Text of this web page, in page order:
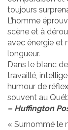
toujours
L’homme
scène et à
avec énergie et
longueur.
Dans le blanc
travaillé,
humour de
souvent au
– Huffington
« Surnommé le